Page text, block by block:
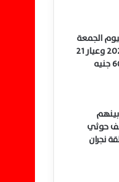
الجمعة
7 أغسطس 2026 وعيار 21
بينهم
حوثي
نجران